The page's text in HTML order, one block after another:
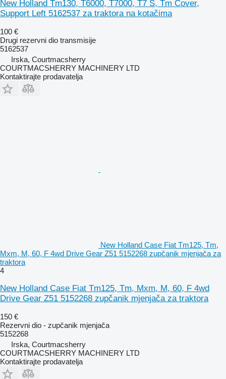
New Holland Tm130, T6000, T7000, T7 S, Tm Cover,
Support Left 5162537 za traktora na kotačima
100 €
Drugi rezervni dio transmisije
5162537
Irska, Courtmacsherry
COURTMACSHERRY MACHINERY LTD
Kontaktirajte prodavatelja
New Holland Case Fiat Tm125, Tm,
Mxm, M, 60, F 4wd Drive Gear Z51 5152268 zupčanik mjenjača za
traktora
4
New Holland Case Fiat Tm125, Tm, Mxm, M, 60, F 4wd
Drive Gear Z51 5152268 zupčanik mjenjača za traktora
150 €
Rezervni dio - zupčanik mjenjača
5152268
Irska, Courtmacsherry
COURTMACSHERRY MACHINERY LTD
Kontaktirajte prodavatelja